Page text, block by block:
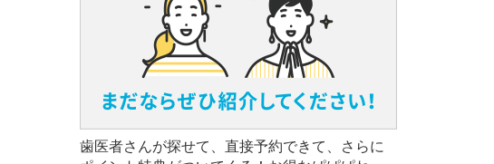
歯医者さんが探せて、直接予約できて、さらに